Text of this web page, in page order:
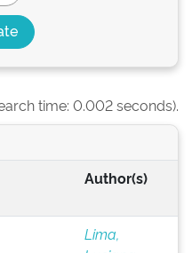
time: 0.002 seconds).
Author(s)
Lima,